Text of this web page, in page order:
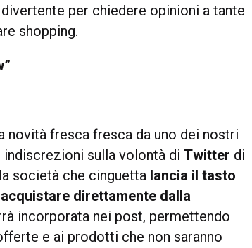
per chiedere opinioni a tante
shopping.
novità fresca fresca da uno dei nostri
indiscrezioni sulla volontà diTwitter di
società che cinguetta lancia il tasto
direttamente dalla
incorporata nei post, permettendo
e ai prodotti che non saranno